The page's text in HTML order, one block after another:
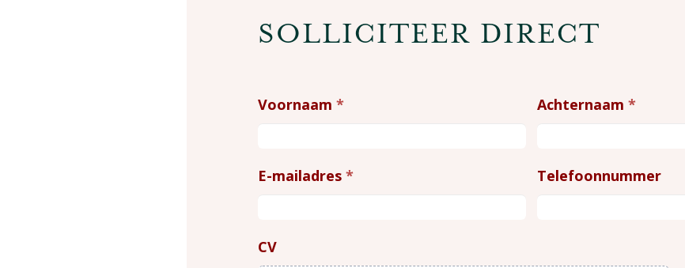
SOLLICITEER DIRECT
Sollicitatie
Voornaam * Achternaam *
E-mailadres * Telefoonnummer
CV